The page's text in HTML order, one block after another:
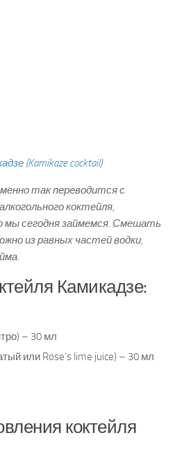
так переводится с
коктейля,
мы сегодня займемся. Смешать
из равных частей водки,
Камикадзе:
– 30 мл
или Rose’s lime juice) – 30 мл
коктейля